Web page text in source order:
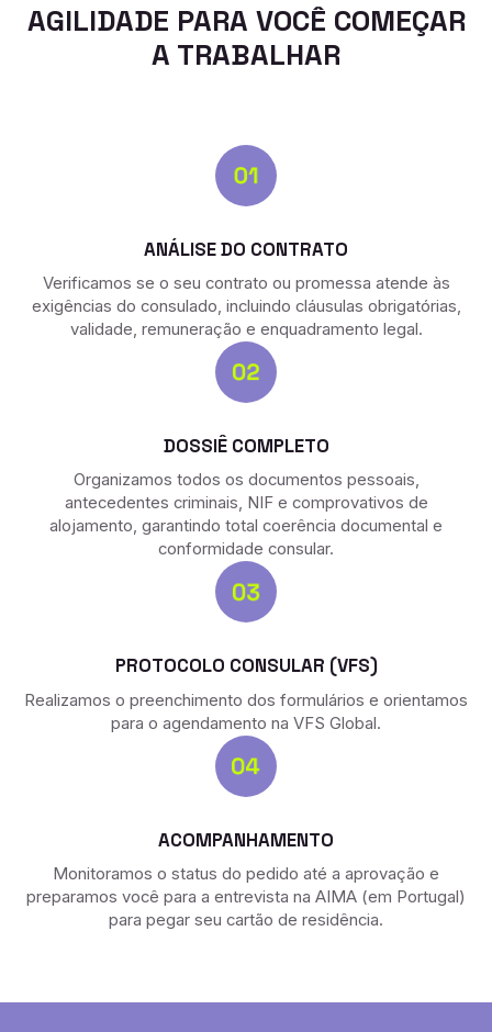
AGILIDADE PARA VOCÊ COMEÇAR
A TRABALHAR
ANÁLISE DO CONTRATO
Verificamos se o seu contrato ou promessa atende às
exigências do consulado, incluindo cláusulas obrigatórias,
validade, remuneração e enquadramento legal.
DOSSIÊ COMPLETO
Organizamos todos os documentos pessoais,
antecedentes criminais, NIF e comprovativos de
alojamento, garantindo total coerência documental e
conformidade consular.
PROTOCOLO CONSULAR (VFS)
Realizamos o preenchimento dos formulários e orientamos
para o agendamento na VFS Global.
ACOMPANHAMENTO
Monitoramos o status do pedido até a aprovação e
preparamos você para a entrevista na AIMA (em Portugal)
para pegar seu cartão de residência.